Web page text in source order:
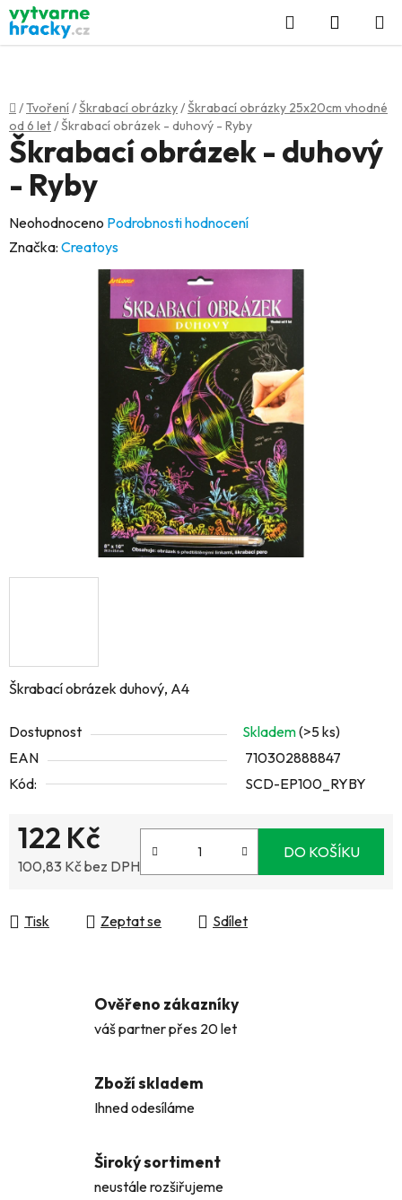
Přejít
na
obsah
Hledat
KOŠÍK
Domů
/Tvoření/Škrabací obrázky/Škrabací obrázky 25x20cm vhodné
od 6 let/Škrabací obrázek - duhový - Ryby
Škrabací obrázek duhový, A4
Dostupnost Skladem(>5 ks)
EAN
710302888847
Kód:
SCD-EP100_RYBY
122 Kč
100,83 Kč bez DPH
DO KOŠÍKU
Tisk Zeptat se Sdílet
Škrabací obrázek - duhový
- Ryby
Průměrné
hodnocení
Neohodnoceno Podrobnosti hodnocení
Značka: Creatoys
Ověřeno zákazníky
váš partner přes 20 let
Zboží skladem
Ihned odesíláme
Široký sortiment
neustále rozšiřujeme